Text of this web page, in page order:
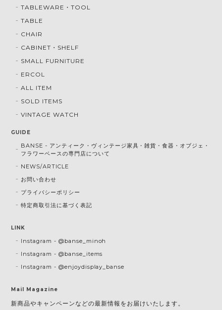
TABLEWARE・TOOL
TABLE
CHAIR
CABINET・SHELF
SMALL FURNITURE
ERCOL
ALL ITEM
SOLD ITEMS
VINTAGE WATCH
GUIDE
BANSE - アンティーク・ヴィンテージ家具・雑貨・食器・オブジェ・
フラワーベースの専門店について
NEWS/ARTICLE
お問い合わせ
プライバシーポリシー
特定商取引法に基づく表記
LINK
Instagram - @banse_minoh
Instagram - @banse_items
Instagram - @enjoydisplay_banse
Mail Magazine
新商品やキャンペーンなどの最新情報をお届けいたします。